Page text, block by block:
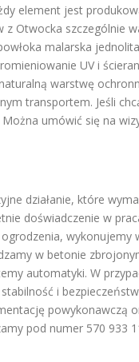
element jest
Otwocka szczególnie
malarska
UV i
warstwę
transportem. Jeśli
umówić się na
działanie, które
doświadczenie w
wykonujemy
w betonie
automatyki. W
i
powykonawczą
pod numer 570 933